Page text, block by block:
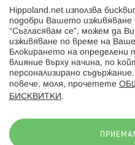
Hippoland.net използва
подобри Вашето
“Съгласявам се”, можем да
изживяване по време на
Блокирането на определени
влияние върху начина, по
персонализирано
повече, моля, прочетете
БИСКВИТКИ .